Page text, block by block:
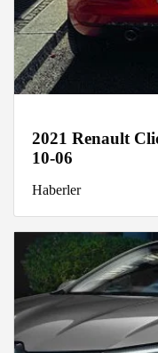
2021 Renault
10-06
Haberler